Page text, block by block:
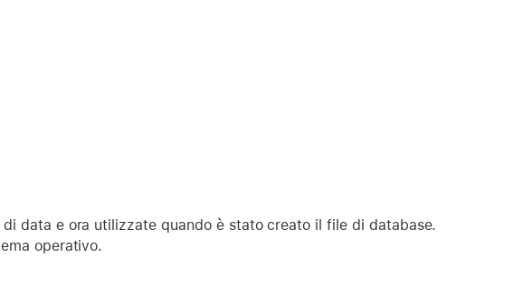
data e ora utilizzate quando è stato creato il file di database.
operativo.